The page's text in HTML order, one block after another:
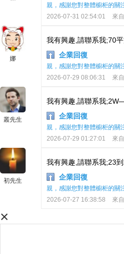
親，感謝您對整體櫥柜的關
2026-07-31 02:54:01
來自
娜
我有興趣,請聯系我;70平
企業回復
親，感謝您對整體櫥柜的關
2026-07-29 08:06:31
來自
叢先生
我有興趣,請聯系我
企業回復
親，感謝您對整體櫥柜的關
2026-07-29 01:27:01
來自
初先生
我有興趣,請聯系我;23到
企業回復
親，感謝您對整體櫥柜的關
2026-07-27 16:38:58
來自
×